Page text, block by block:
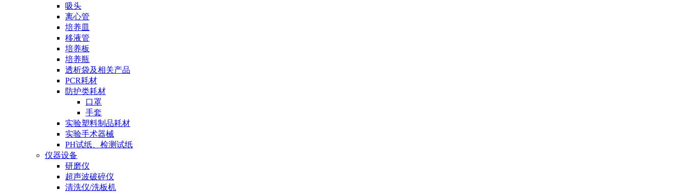
吸头
离心管
培养皿
移液管
培养板
培养瓶
透析袋及相关产品
PCR耗材
防护类耗材
口罩
手套
实验塑料制品耗材
实验手术器械
PH试纸、检测试纸
仪器设备
研磨仪
超声波破碎仪
清洗仪/洗板机